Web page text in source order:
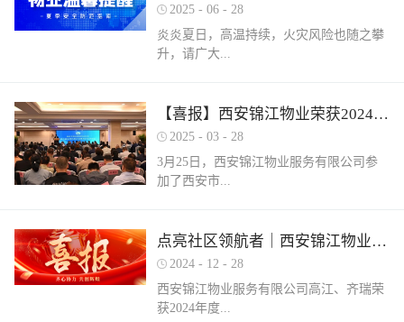
限公司的选手们表现卓越，凭借扎实的理
论知识、精湛的操作技能和临危不乱的现
场发挥，在物业管理师、电工、消防设施
市住房和城乡建设局指导、市物业管理行
业协会主办，是全市物业管理行业一年一
度规格最高、水平最强、影响最广的职业
技能盛会。本次竞赛，共有来自全市60余
家物业企业的1300余名物业从业人员参
梦长安 精技赋能未来”，全面夯实行业人
才基础。参赛环节西安锦江物业作为西安
织并参与协会各项赛事，均取得傲人的成
绩。今年为了锻炼队伍，搭建更广阔的成
2025 - 06 - 28
炎炎夏日，高温持续，火灾风险也随之攀
升，请广大...
业主做好夏季安全防范工作。风险在于防
范，平安才是幸福！西安锦江物业提醒
夏季高温，引发火灾事故占比较高，空
调、冰箱、电风扇等大功率电器的使用频
中要通风、散热，防止温度过高引发火
灾。空调、电风扇等电器设备不宜长时间
使用，离人时应及时关闭电源。电动车应
在室外专用充电桩充电，不得在室内、走
【喜报】西安锦江物业荣获2024年度优秀单位、全市技能竞赛优秀个人及优秀组织单位多项荣誉
2025 - 03 - 28
3月25日，西安锦江物业服务有限公司参
加了西安市...
物业管理行业协会组织召开的第三届会员
（代表）大会第四次全体会议暨物业高质
员单位及“安居物业杯”西安市物业管理行
业职业技能竞赛优秀个人及优秀组织单位
点亮社区领航者｜西安锦江物业高江、齐瑞获得“优秀项目经理”荣誉称号
2024 - 12 - 28
西安锦江物业服务有限公司高江、齐瑞荣
获2024年度...